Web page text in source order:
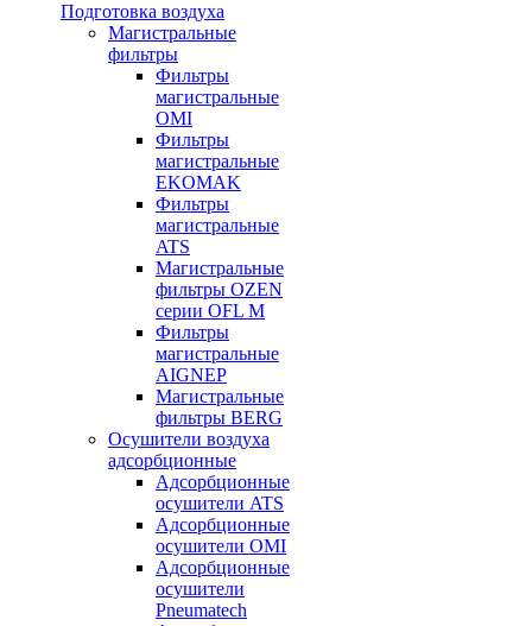
Подготовка воздуха
Магистральные
фильтры
Фильтры
магистральные
OMI
Фильтры
магистральные
EKOMAK
Фильтры
магистральные
ATS
Магистральные
фильтры OZEN
серии OFL M
Фильтры
магистральные
AIGNEP
Магистральные
фильтры BERG
Осушители воздуха
адсорбционные
Адсорбционные
осушители ATS
Адсорбционные
осушители OMI
Адсорбционные
осушители
Pneumatech